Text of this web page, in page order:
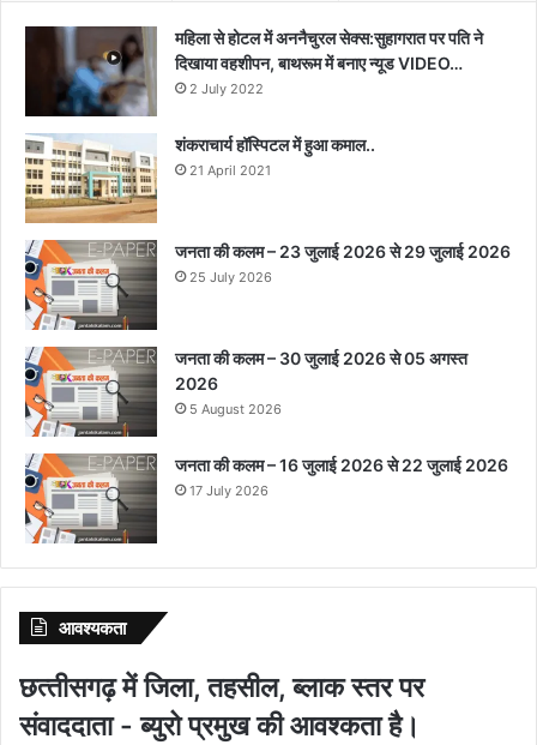
महिला से होटल में अननैचुरल सेक्स:सुहागरात पर पति ने
दिखाया वहशीपन, बाथरूम में बनाए न्यूड VIDEO…
2 July 2022
शंकराचार्य हॉस्पिटल में हुआ कमाल..
21 April 2021
जनता की कलम – 23 जुलाई 2026 से 29 जुलाई 2026
25 July 2026
जनता की कलम – 30 जुलाई 2026 से 05 अगस्त
2026
5 August 2026
जनता की कलम – 16 जुलाई 2026 से 22 जुलाई 2026
17 July 2026
आवश्‍यकता
छत्‍तीसगढ़ में जिला, तहसील, ब्‍लाक स्‍तर पर
संवाददाता - ब्‍युरो प्रमुख की आवश्‍कता है।